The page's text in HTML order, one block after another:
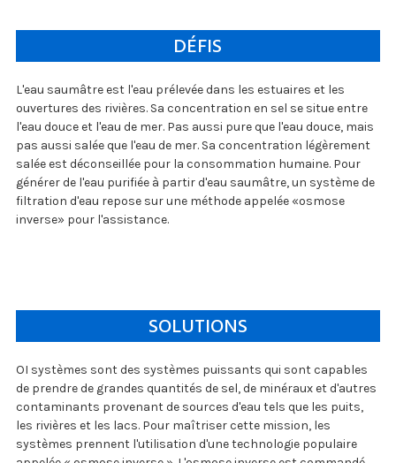
DÉFIS
L'eau saumâtre est l'eau prélevée dans les estuaires et les
ouvertures des rivières. Sa concentration en sel se situe entre
l'eau douce et l'eau de mer. Pas aussi pure que l'eau douce, mais
pas aussi salée que l'eau de mer. Sa concentration légèrement
salée est déconseillée pour la consommation humaine. Pour
générer de l'eau purifiée à partir d'eau saumâtre, un système de
filtration d'eau repose sur une méthode appelée «osmose
inverse» pour l'assistance.
SOLUTIONS
OI systèmes sont des systèmes puissants qui sont capables
de prendre de grandes quantités de sel, de minéraux et d'autres
contaminants provenant de sources d'eau tels que les puits,
les rivières et les lacs. Pour maîtriser cette mission, les
systèmes prennent l'utilisation d'une technologie populaire